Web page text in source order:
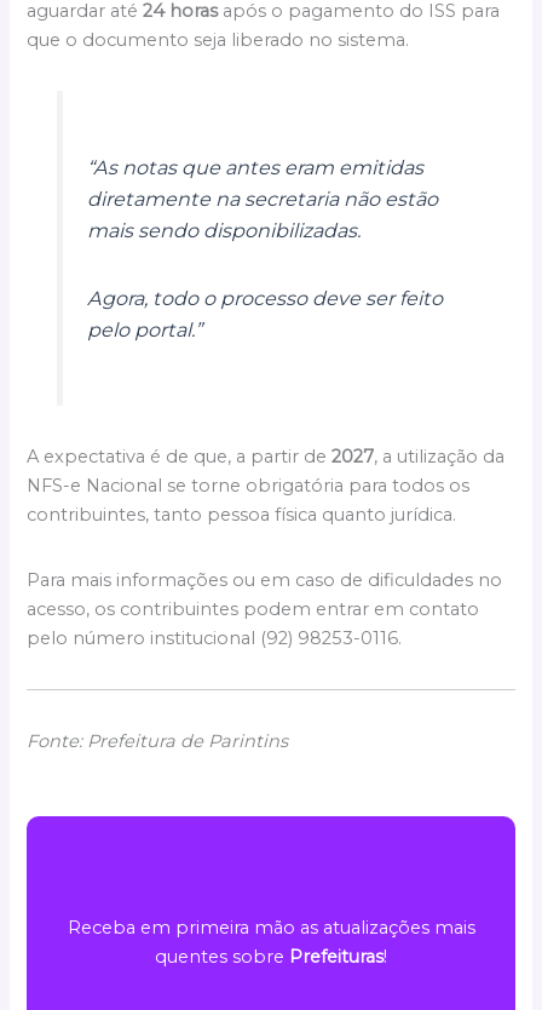
aguardar até24 horasapós o pagamento do ISS para
que o documento seja liberado no sistema.
“As notas que antes eram emitidas
diretamente na secretaria não estão
mais sendo disponibilizadas.
Agora, todo o processo deve ser feito
pelo portal.”
A expectativa é de que, a partir de2027, a utilização da
NFS-e Nacional se torne obrigatória para todos os
contribuintes, tanto pessoa física quanto jurídica.
Para mais informações ou em caso de dificuldades no
acesso, os contribuintes podem entrar em contato
pelo número institucional (92) 98253-0116.
Fonte: Prefeitura de Parintins
Receba em primeira mão as atualizações mais
quentes sobre Prefeituras!